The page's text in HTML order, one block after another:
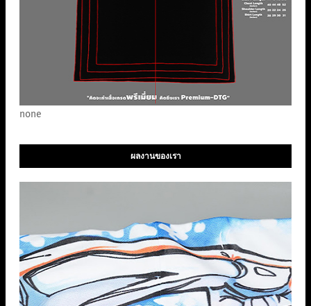
none
ผลงานของเรา